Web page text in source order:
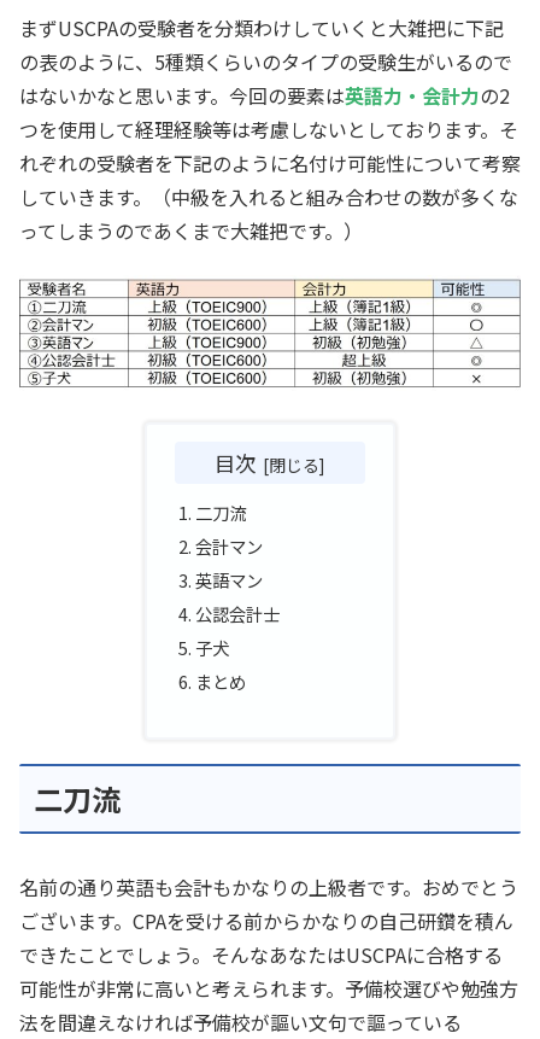
まずUSCPAの受験者を分類わけしていくと大雑把に下記
の表のように、5種類くらいのタイプの受験生がいるので
はないかなと思います。今回の要素は英語力・会計力の2
つを使用して経理経験等は考慮しないとしております。そ
れぞれの受験者を下記のように名付け可能性について考察
していきます。（中級を入れると組み合わせの数が多くな
ってしまうのであくまで大雑把です。）
目次
二刀流
会計マン
英語マン
公認会計士
子犬
まとめ
二刀流
名前の通り英語も会計もかなりの上級者です。おめでとう
ございます。CPAを受ける前からかなりの自己研鑽を積ん
できたことでしょう。そんなあなたはUSCPAに合格する
可能性が非常に高いと考えられます。予備校選びや勉強方
法を間違えなければ予備校が謳い文句で謳っている